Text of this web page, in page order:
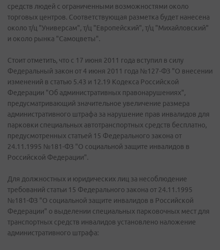
средств людей с ограниченными возможностями около
торговых центров. Соответствующая разметка будет нанесена
около т/ц "Универсам", т/ц "Европейский", т/ц "Михайловский"
и около рынка "Самоцветы".
Стоит отметить, что с 17 июня 2011 года вступил в силу
Федеральный закон от 4 июня 2011 года №127-ФЗ "О внесении
изменений в статью 5.43 и 12.19 Кодекса Российской
Федерации "Об административных правонарушениях",
предусматривающий значительное увеличение размера
административного штрафа за нарушение прав инвалидов для
парковки специальных автотранспортных средств бесплатно,
предусмотренных статьей 15 Федерального закона от
24.11.1995 №181-ФЗ "О социальной защите инвалидов в
Российской Федерации".
Для должностных и юридических лиц за несоблюдение
требований статьи 15 Федерального закона от 24.11.1995
№181-ФЗ "О социальной защите инвалидов в Российской
Федерации" о выделении специальных парковочных мест для
транспортных средств инвалидов установлено наложение
административного штрафа: